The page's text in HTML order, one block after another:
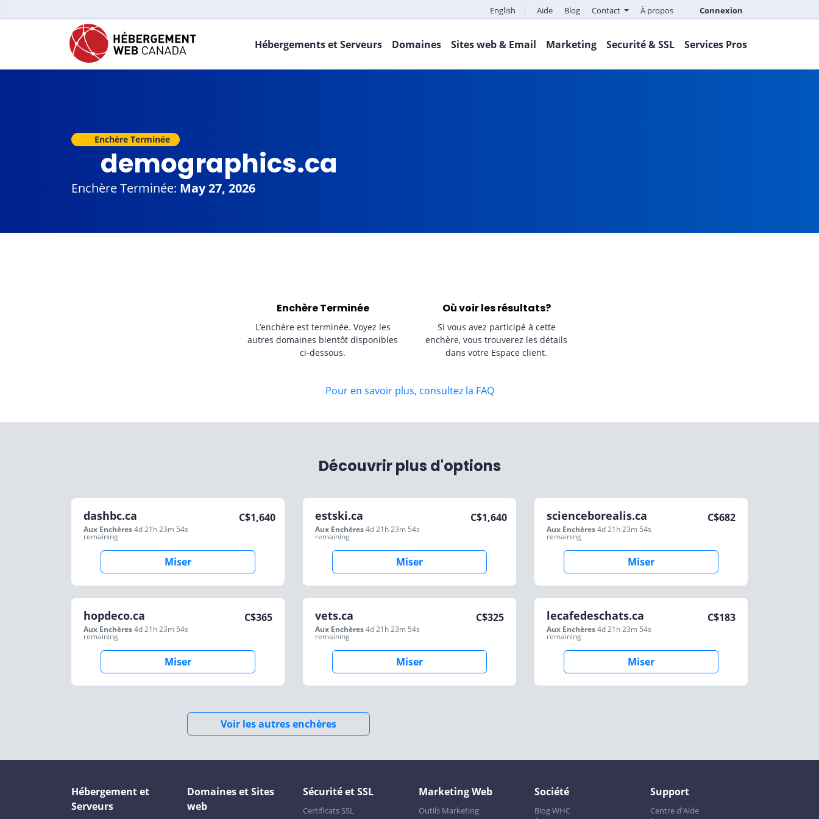
English Aide Blog Contact À propos Connexion
Hébergements et Serveurs Domaines Sites web & Email Marketing Securité & SSL Services Pros
Enchère Terminée
demographics.ca
Enchère Terminée: May 27, 2026
Enchère Terminée
L’enchère est terminée. Voyez les
autres domaines bientôt disponibles
ci-dessous.
Où voir les résultats?
Si vous avez participé à cette
enchère, vous trouverez les détails
dans votre Espace client.
Pour en savoir plus, consultez la FAQ
Découvrir plus d'options
dashbc.ca
Aux Enchères4d 21h 23m 54s
remaining
C$1,640
Miser
estski.ca
Aux Enchères4d 21h 23m 54s
remaining
C$1,640
Miser
scienceborealis.ca
Aux Enchères4d 21h 23m 54s
remaining
C$682
Miser
hopdeco.ca
Aux Enchères4d 21h 23m 54s
remaining
C$365
Miser
vets.ca
Aux Enchères4d 21h 23m 54s
remaining
C$325
Miser
lecafedeschats.ca
Aux Enchères4d 21h 23m 54s
remaining
C$183
Miser
Voir les autres enchères
Hébergement et
Serveurs
Domaines et Sites
web
Sécurité et SSL
Certificats SSL
Marketing Web
Outils Marketing
Société
Blog WHC
Support
Centre d'Aide